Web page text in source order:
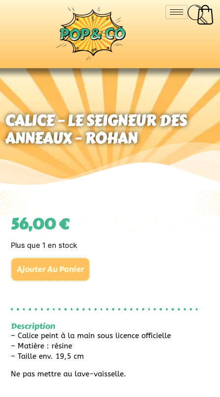
CALICE – LE SEIGNEUR DES
ANNEAUX – ROHAN
56,00€
Plus que 1 en stock
Ajouter Au Panier
Description
– Calice peint à la main sous licence officielle
– Matière : résine
– Taille env. 19,5 cm
Ne pas mettre au lave-vaisselle.